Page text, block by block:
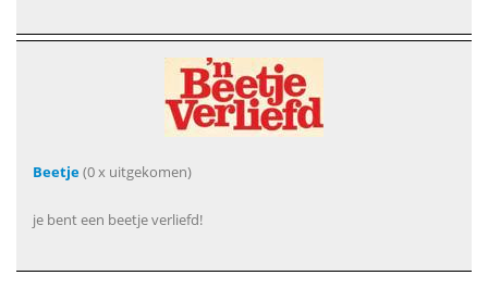
Beetje(0 x uitgekomen)
je bent een beetje verliefd!